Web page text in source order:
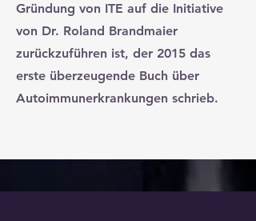
Gründung von ITE auf die Initiative
von Dr. Roland Brandmaier
zurückzuführen ist, der 2015 das
erste überzeugende Buch über
Autoimmunerkrankungen schrieb.